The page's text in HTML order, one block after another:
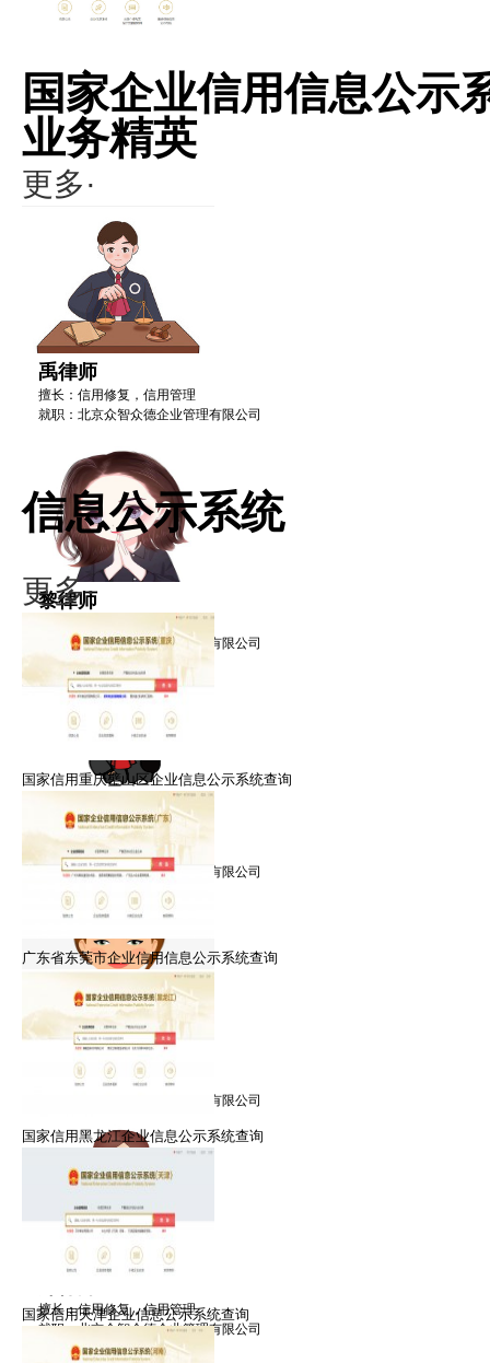
国家企业信用信息公示
业务精英
更多·
禹律师
擅长：信用修复，信用管理
就职：北京众智众德企业管理有限公司
黎律师
擅长：信用修复，信用管理
就职：北京众智众德企业管理有限公司
王律师
擅长：信用修复，信用管理
就职：北京众智众德企业管理有限公司
朱律师
擅长：信用修复，信用管理
就职：北京众智众德企业管理有限公司
擅长：信用修复，信用管理
就职：北京众智众德企业管理有限公司
信息公示系统
更多·
国家信用重庆璧山区企业信息公示系统查询
广东省东莞市企业信用信息公示系统查询
国家信用黑龙江企业信息公示系统查询
国家信用天津企业信息公示系统查询